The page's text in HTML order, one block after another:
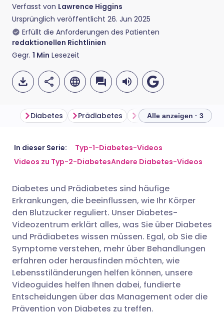
Verfasst von Lawrence Higgins
Ursprünglich veröffentlicht 26. Jun 2025
Erfüllt die Anforderungen des Patienten
redaktionellen Richtlinien
Gegr. 1 Min Lesezeit
Per E-Mail teilen
Teilen über LinkedIn
Teilen über X
Teilen über WhatsApp
Link kopieren
🇬🇧 English
🇮🇹 Italiano 🇵🇹
🇮🇳 हिन्दी 🇮🇱 עברית
🇸🇦 عربي 🇸🇪 Svenska
Diabetes Prädiabetes Allgemeine Ratschläge
Alle anzeigen · 3
In dieser Serie:
Typ-1-Diabetes-Videos
Videos zu Typ-2-DiabetesAndere Diabetes-Videos
Diabetes und Prädiabetes sind häufige
Erkrankungen, die beeinflussen, wie Ihr Körper
den Blutzucker reguliert. Unser Diabetes-
Videozentrum erklärt alles, was Sie über Diabetes
und Prädiabetes wissen müssen. Egal, ob Sie die
Symptome verstehen, mehr über Behandlungen
erfahren oder herausfinden möchten, wie
Lebensstiländerungen helfen können, unsere
Videoguides helfen Ihnen dabei, fundierte
Entscheidungen über das Management oder die
Prävention von Diabetes zu treffen.